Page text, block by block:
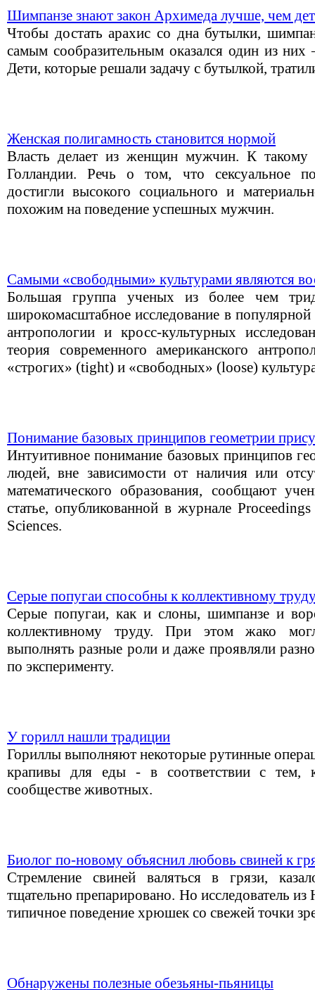
Шимпанзе знают закон Архимеда лучше, чем
Чтобы достать арахис со дна бутылки,
самым сообразительным оказался один из
Дети, которые решали задачу с бутылкой,
Женская полигамность становится нормой
Власть делает из женщин мужчин. К
Голландии. Речь о том, что сексуальное
достигли высокого социального и
похожим на поведение успешных мужчин.
Самыми «свободными» культурами являются
Большая группа ученых из более чем
широкомасштабное исследование в популярной
антропологии и кросс-культурных
теория современного американского
«строгих» (tight) и «свободных» (loose)
Понимание базовых принципов геометрии
Интуитивное понимание базовых принципов
людей, вне зависимости от наличия или
математического образования, сообщают
статье, опубликованной в журнале
Sciences.
Серые попугаи способны к коллективному
Серые попугаи, как и слоны, шимпанзе и
коллективному труду. При этом жако
выполнять разные роли и даже проявляли
по эксперименту.
У горилл нашли традиции
Гориллы выполняют некоторые рутинные
крапивы для еды - в соответствии с тем,
сообществе животных.
Биолог по-новому объяснил любовь свиней к
Стремление свиней валяться в грязи,
тщательно препарировано. Но исследователь из
типичное поведение хрюшек со свежей точки
Обнаружены полезные обезьяны-пьяницы